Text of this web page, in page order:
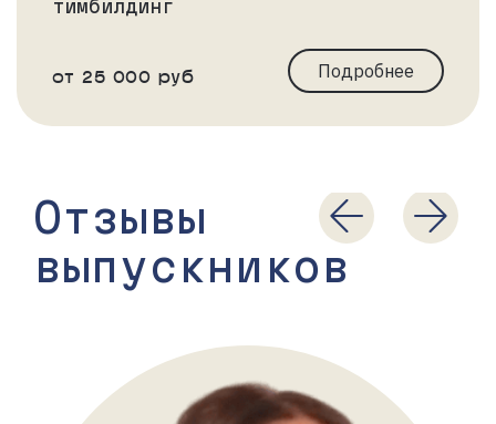
тимбилдинг
от 25 000 руб Подробнее
Отзывы
выпускников